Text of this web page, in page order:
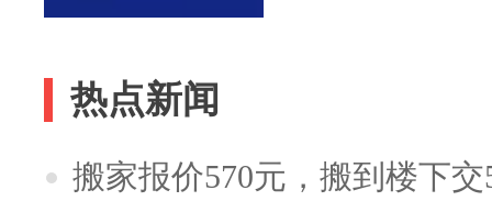
热点新闻
搬家报价570元，搬到楼下